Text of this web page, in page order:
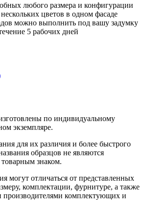
любого размера и конфигурации
цветов в одном фасаде
можно выполнить под вашу задумку
5 рабочих дней
по индивидуальному
экземпляре.
для их различия и более быстрого
образцов не являются
знаком.
могут отличаться от представленных
комплектации, фурнитуре, а также
производителями комплектующих и